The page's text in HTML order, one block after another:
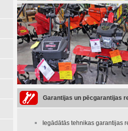
Garantijas un pēcgarantijas
Iegādātās tehnikas garantijas